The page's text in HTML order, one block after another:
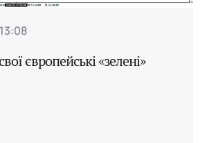
європейські «зелені»